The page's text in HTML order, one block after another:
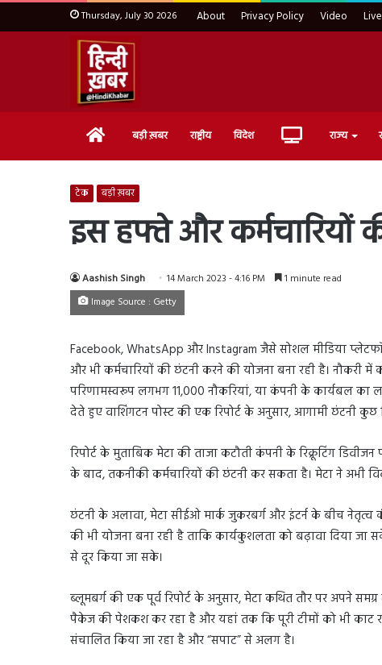
Thursday, July 30 2026 About Privacy Policy Video
Home बड़ी ख़बर राष्ट्रीय विदेश Live राज्य
टेक बड़ी ख़बर
इस हफ्ते और कर्मचारियों
Aashish Singh 14 March 2023 - 4:16 PM 1 minute read
Image Source : Getty
Facebook, WhatsApp और Instagram जैसे सोशल मीडिया
और भी कर्मचारियों की छंटनी करने की योजना बना रही है।
परिणामस्वरूप लगभग 11,000 नौकरियां, या कंपनी के कार्यबल का
देते हुए वाशिंगटन पोस्ट की एक रिपोर्ट के अनुसार, आगामी छंटनी कुछ
रिपोर्ट के मुताबिक मेटा की ताजा कटौती कंपनी के रिक्रूटिंग
के बाद, तकनीकी कर्मचारियों की छंटनी कर सकता है। मेटा ने अभी
छंटनी के अलावा, मेटा सीईओ मार्क जुकरबर्ग और इंटर्न के बीच
की भी योजना बना रही है ताकि कार्यकुशलता को बढ़ावा दिया
से दूर किया जा सके।
ब्लूमबर्ग की एक पूर्व रिपोर्ट के अनुसार, मेटा कथित तौर पर अपने
पैकेज की पेशकश कर रहा है और यहां तक ​​​​कि पूरी टीमों को भी काट
संचालित किया जा रहा है और “सपाट” से अलग है।